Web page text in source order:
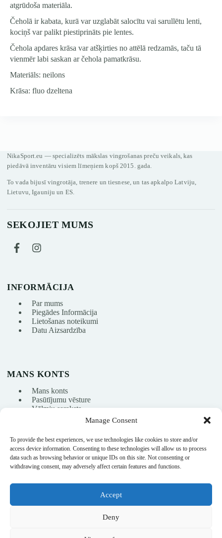
Manage Consent
To provide the best experiences, we use technologies like cookies to store and/or
access device information. Consenting to these technologies will allow us to process
data such as browsing behavior or unique IDs on this site. Not consenting or
withdrawing consent, may adversely affect certain features and functions.
Accept
Deny
atgrūdoša materiāla.
Čeholā ir kabata, kurā var uzglabāt salocītu vai sarullētu lenti,
kociņš var palikt piestiprināts pie lentes.
Čehola apdares krāsa var atšķirties no attēlā redzamās, taču tā
vienmēr labi saskan ar čehola pamatkrāsu.
Materiāls: neilons
Krāsa: fluo dzeltena
NikaSport.eu — specializēts mākslas vingrošanas preču veikals, kas
piedāvā inventāru visiem līmeņiem kopš 2015. gada.
To vada bijusī vingrotāja, trenere un tiesnese, un tas apkalpo Latviju,
Lietuvu, Igauniju un ES.
SEKOJIET MUMS
INFORMĀCIJA
Par mums
Piegādes Informācija
Lietošanas noteikumi
Datu Aizsardzība
MANS KONTS
Mans konts
Pasūtījumu vēsture
Vēlmju saraksts
info@nikasport.eu
+371 28228266